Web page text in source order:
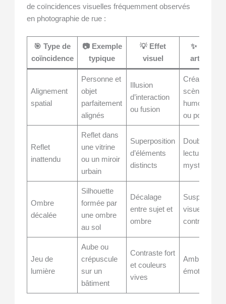
de coïncidences visuelles fréquemment observés
en photographie de rue :
🎯 Type de
coïncidence
📷 Exemple
typique
💡 Effet
visuel
✨ Impact
artistique
Alignement
spatial
Personne et
objet
parfaitement
alignés
Illusion
d’interaction
ou fusion
Création de
scènes
ou poétiques
Reflet
inattendu
Reflet dans
une vitrine
ou un miroir
urbain
Superposition
d’éléments
distincts
Double
lecture,
mystère
Ombre
décalée
Silhouette
formée par
une ombre
au sol
Décalage
entre sujet et
ombre
Suspense
visuel,
contraste
Jeu de
lumière
Aube ou
crépuscule
sur un
bâtiment
Contraste fort
et couleurs
vives
Ambiance,
émotion